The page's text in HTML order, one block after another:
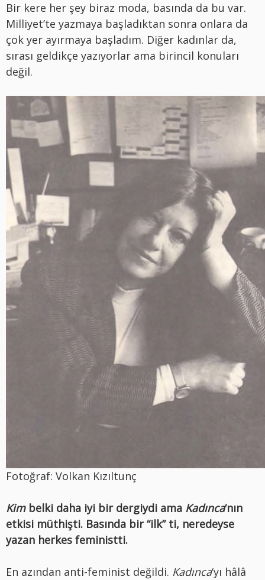
Bir kere her şey biraz moda, basında da bu var.
Milliyet’te yazmaya başladıktan sonra onlara da
çok yer ayırmaya başladım. Diğer kadınlar da,
sırası geldikçe yazıyorlar ama birincil konuları
değil.
Fotoğraf: Volkan Kızıltunç
Kimbelki daha iyi bir dergiydi ama Kadınca‘nın
etkisi müthişti. Basında bir “ilk” ti, neredeyse
yazan herkes feministti.
En azından anti-feminist değildi. Kadınca‘yı hâlâ